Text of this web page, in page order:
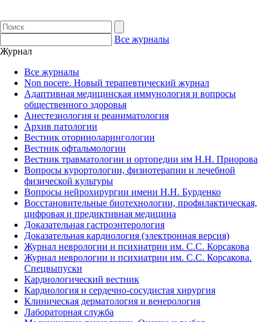
Все журналы
Журнал
Все журналы
Non nocere. Новый терапевтический журнал
Адаптивная медицинская иммунология и вопросы
общественного здоровья
Анестезиология и реаниматология
Архив патологии
Вестник оториноларингологии
Вестник офтальмологии
Вестник травматологии и ортопедии им Н.Н. Приорова
Вопросы курортологии, физиотерапии и лечебной
физической культуры
Вопросы нейрохирургии имени Н.Н. Бурденко
Восстановительные биотехнологии, профилактическая,
цифровая и предиктивная медицина
Доказательная гастроэнтерология
Доказательная кардиология (электронная версия)
Журнал неврологии и психиатрии им. С.С. Корсакова
Журнал неврологии и психиатрии им. С.С. Корсакова.
Спецвыпуски
Кардиологический вестник
Кардиология и сердечно-сосудистая хирургия
Клиническая дерматология и венерология
Лабораторная служба